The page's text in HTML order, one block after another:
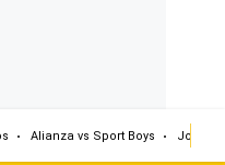
Alianza vs Sport Boys Jorge